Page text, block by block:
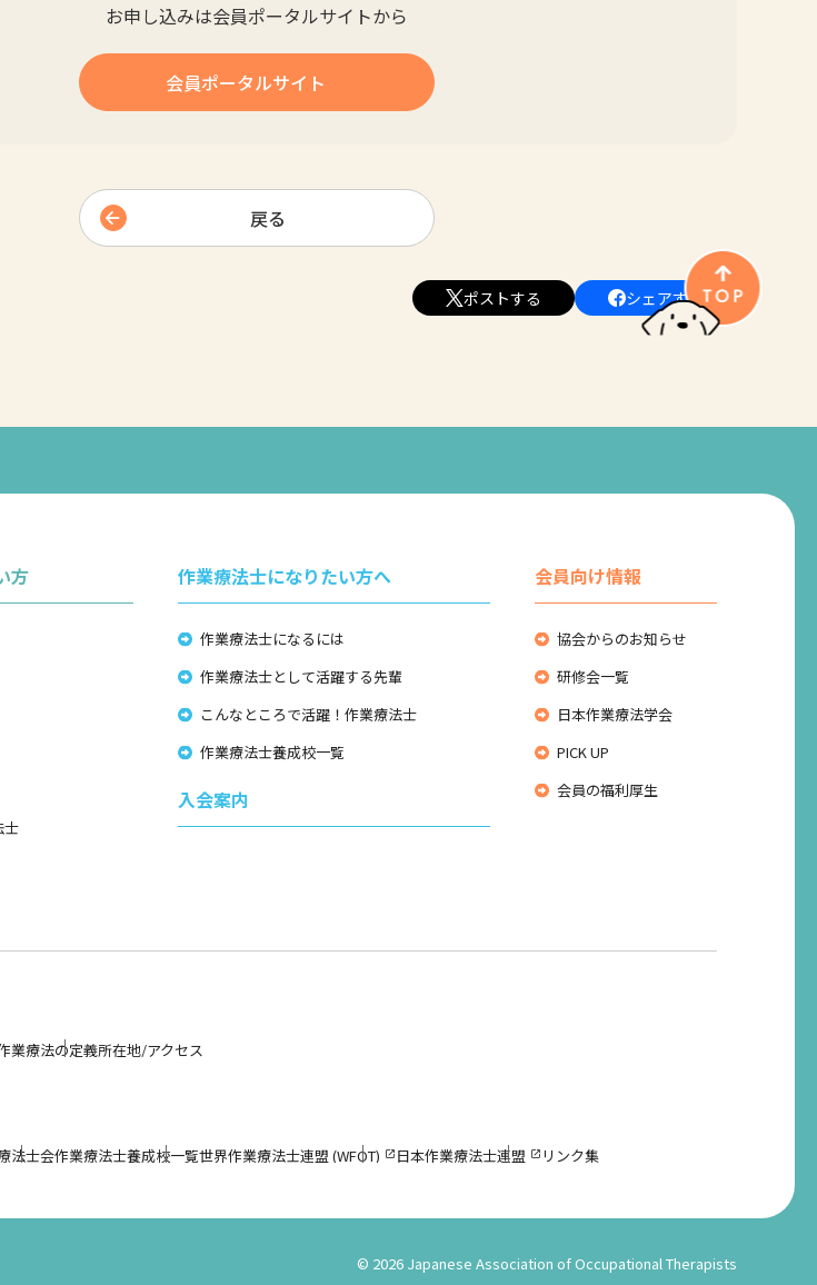
お申し込みは会員ポータルサイトから
会員ポータルサイト
戻る
ポストする シェアする
方
士
作業療法士になりたい方へ
作業療法士になるには
作業療法士として活躍する先輩
こんなところで活躍！作業療法士
作業療法士養成校一覧
入会案内
会員向け情報
協会からのお知らせ
研修会一覧
日本作業療法学会
PICK UP
会員の福利厚生
業療法の定義所在地/アクセス
法士会作業療法士養成校一覧世界作業療法士連盟 (WFOT) 日本作業療法士連盟 リンク集
© 2026 Japanese Association of Occupational Therapists